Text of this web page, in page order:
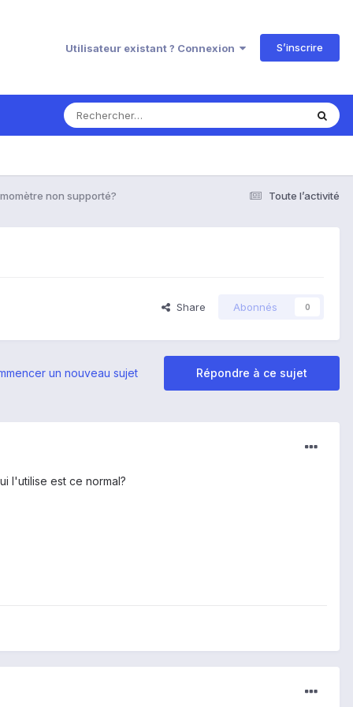
Utilisateur existant ? Connexion S’inscrire
Toute l’activité
non supporté?
Share Abonnés 0
Répondre à ce sujet
un nouveau sujet
l'utilise est ce normal?